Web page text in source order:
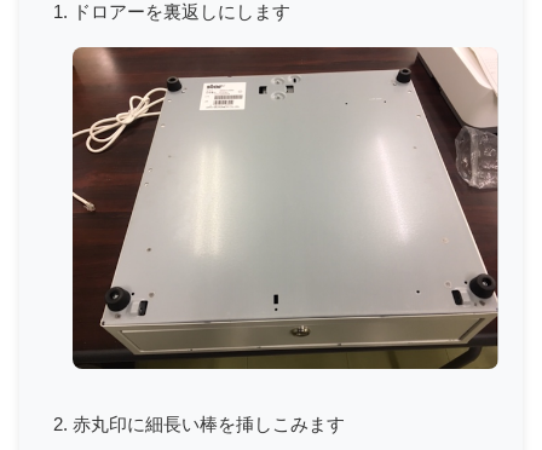
ドロアーを裏返しにします
赤丸印に細長い棒を挿しこみます